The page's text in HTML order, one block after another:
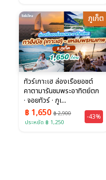
ภูเก็ต
ทัวร์เกาะเฮ ล่องเรือยอชต์
คาตามารันชมพระอาทิตย์ตก
· จอยทัวร์ · ภูเ...
฿ 1,650 ฿ 2,900
ประหยัด ฿ 1,250
-43%